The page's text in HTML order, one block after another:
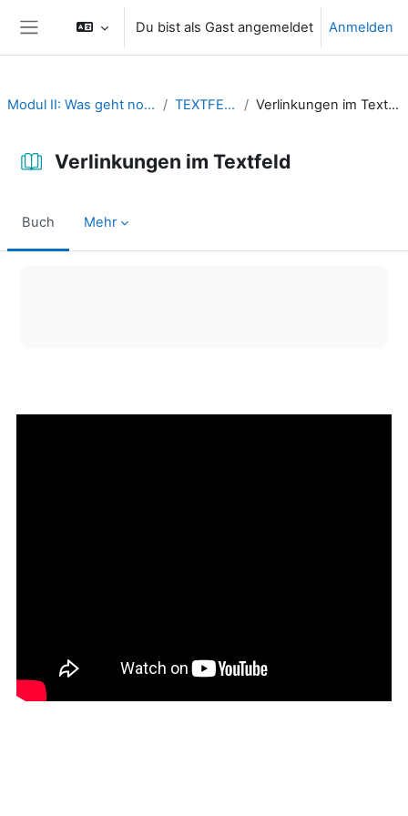
Website-Übersicht
Du bist als Gast angemeldet Anmelden
Modul II: Was geht noch? TEXTFELD Verlinkungen im Textfeld
Verlinkungen im Textfeld
Buch Mehr